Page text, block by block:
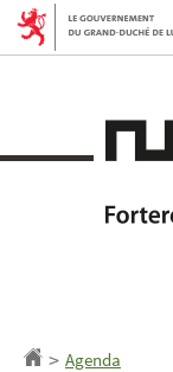
Aller
Aller
Accueil
> Agenda